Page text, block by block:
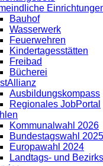
Bauhof
Wasserwerk
Feuerwehren
Kindertagesstätten
Freibad
Bücherei
Ausbildungskompass
Regionales JobPortal
Kommunalwahl 2026
Bundestagswahl 2025
Europawahl 2024
Landtags- und